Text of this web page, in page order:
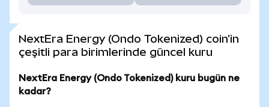
NextEra Energy (Ondo Tokenized) coin'in
çeşitli para birimlerinde güncel kuru
NextEra Energy (Ondo Tokenized) kuru bugün ne
kadar?